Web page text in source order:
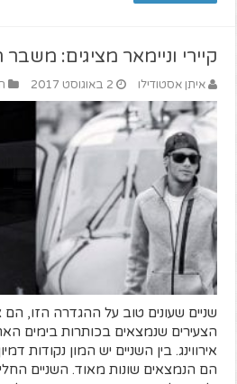
קיירי וניימאר מציגים:
איתן אסטודילו 2 באוגוסט 2017
שניים שעונים טוב על ההגדרה הזו,
הצעירים שנמצאים בכותרות בימים
אירווינג. בין השניים יש המון נקודות
הם הנמצאים שונות מאוד. השניים